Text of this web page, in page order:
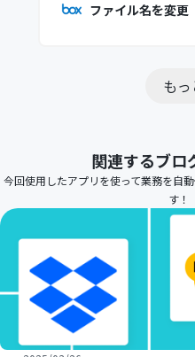
ファイル名を変更
も
関連するブロ
今回使用したアプリを使って業務を自
す！